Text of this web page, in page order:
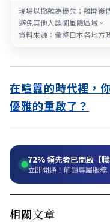
現場以撤離為優先；離開後
避免其他人誤闖風險區域。
資料來源：彙整日本各地方
在喧囂的時代裡，
優雅的重啟了？
72%領先者已開啟【職
立即開通！解鎖專屬服務
相關文章